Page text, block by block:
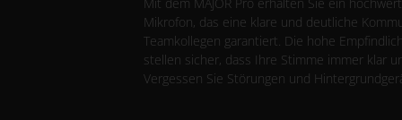
Mikrofon, das eine klare und deutliche
Teamkollegen garantiert. Die hohe
stellen sicher, dass Ihre Stimme immer klar
Vergessen Sie Störungen und